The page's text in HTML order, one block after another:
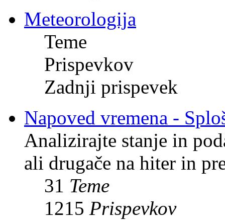
Meteorologija
Teme
Prispevkov
Zadnji prispevek
Napoved vremena -
Analizirajte stanje in
ali drugače na hiter in
31 Teme
1215 Prispevkov